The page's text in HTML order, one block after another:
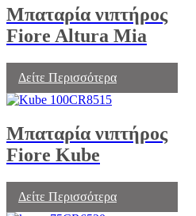
Μπαταρία νιπτήρος
Fiore Altura Mia
Δείτε Περισσότερα
Μπαταρία νιπτήρος
Fiore Kube
Δείτε Περισσότερα